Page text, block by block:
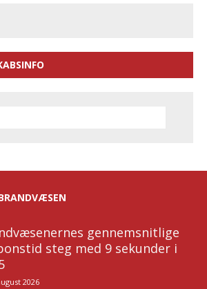
gennemsnitlige
steg med 9 sekunder i
2026